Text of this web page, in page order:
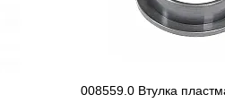
008559.0 Втулка